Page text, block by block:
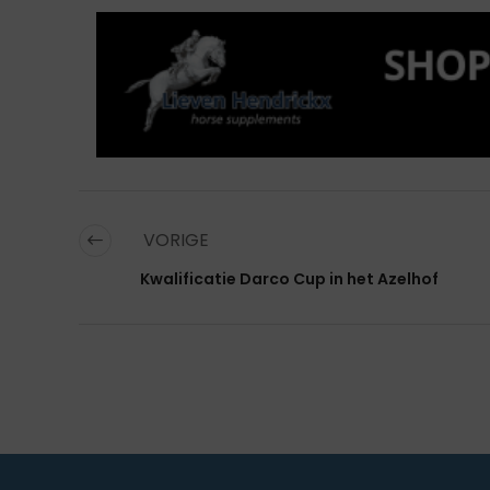
VORIGE
Kwalificatie Darco Cup in het Azelhof